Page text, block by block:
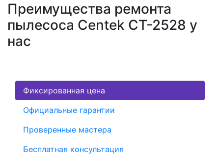
Преимущества ремонта
пылесоса Centek CT-2528 у
нас
Фиксированная цена
Официальные гарантии
Проверенные мастера
Бесплатная консультация